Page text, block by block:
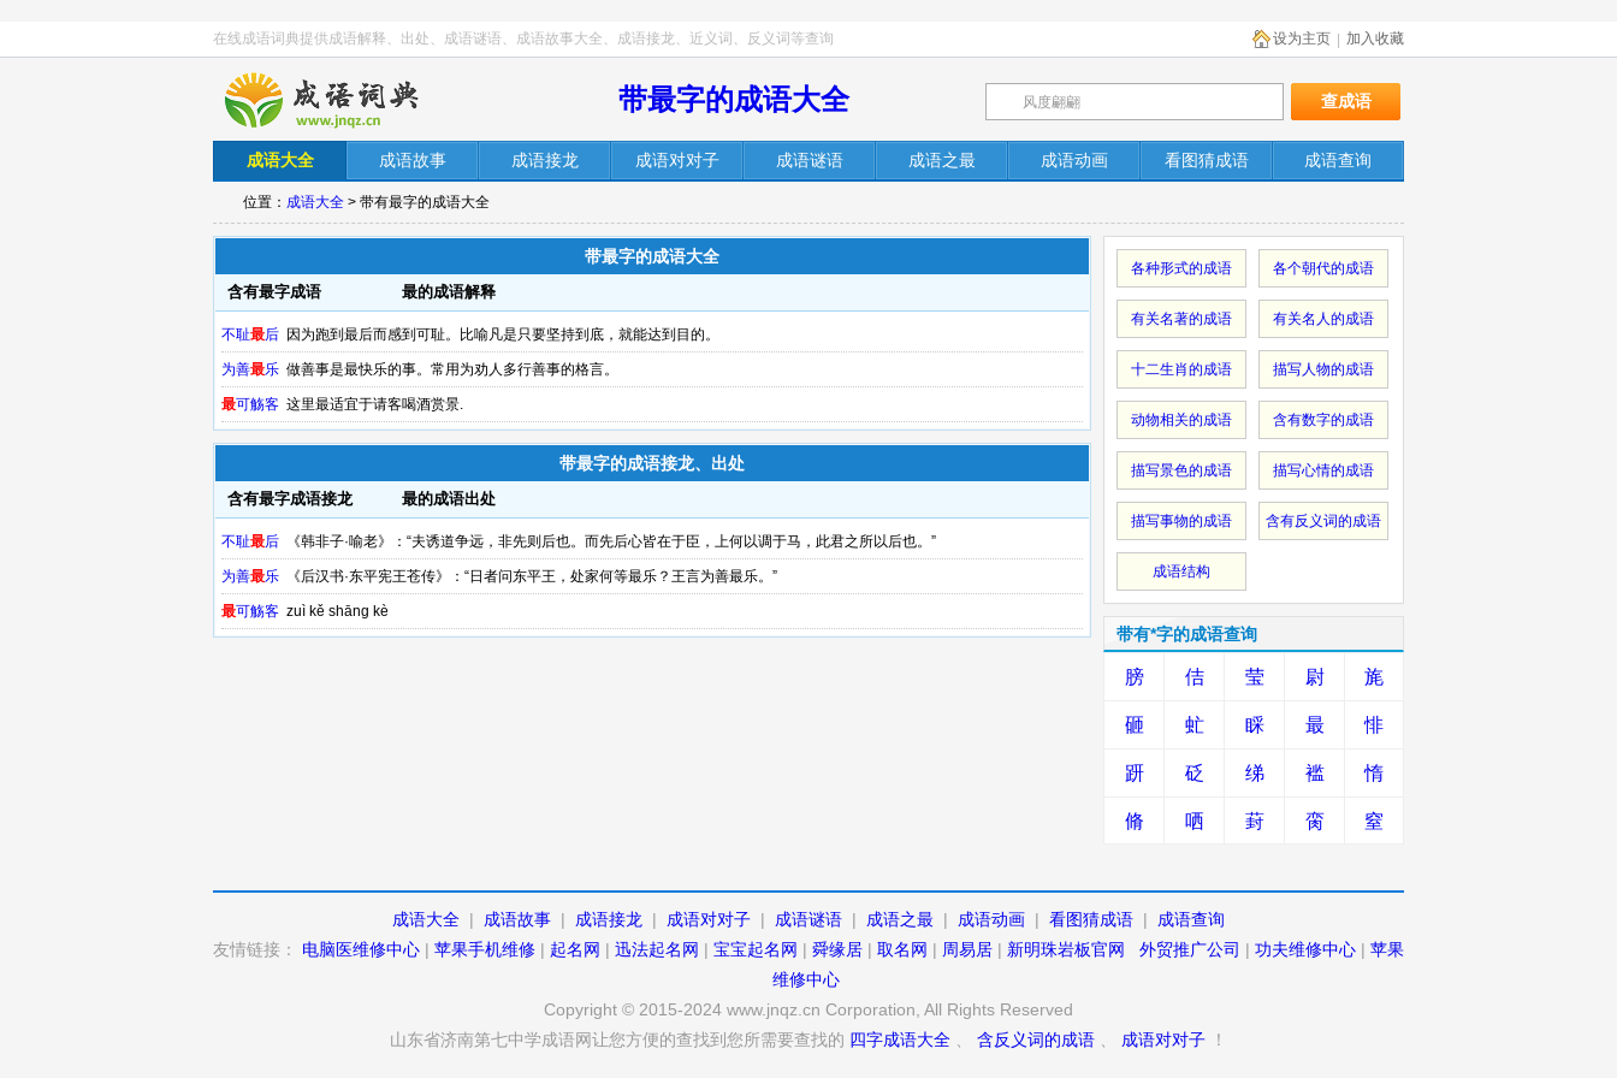
在线成语词典提供成语解释、出处、成语谜语、成语故事大全、成语接龙、近义词、反义词等查询 加入收藏
设为主页
带最字的成语大全
成语大全 成语故事 成语接龙 成语对对子 成语谜语 成语之最 成语动画 看图猜成语 成语查询
位置： 成语大全 > 带有最字的成语大全
带最字的成语大全
含有最字成语 最的成语解释
不耻最后 因为跑到最后而感到可耻。比喻凡是只要坚持到底，就能达到目的。
为善最乐 做善事是最快乐的事。常用为劝人多行善事的格言。
最可觞客 这里最适宜于请客喝酒赏景.
带最字的成语接龙、出处
含有最字成语接龙 最的成语出处
不耻最后 《韩非子·喻老》：“夫诱道争远，非先则后也。而先后心皆在于臣，上何以调于马，此君之所以后也。”
为善最乐 《后汉书·东平宪王苍传》：“日者问东平王，处家何等最乐？王言为善最乐。”
最可觞客 zuì kě shāng kè
各种形式的成语 各个朝代的成语
有关名著的成语 有关名人的成语
十二生肖的成语 描写人物的成语
动物相关的成语 含有数字的成语
描写景色的成语 描写心情的成语
描写事物的成语 含有反义词的成语
成语结构
带有*字的成语查询
膀 佶 莹 尉 旄
砸 虻 睬 最 悱
趼 砭 绨 褴 惰
脩 哂 葑 脔 窒
成语大全 | 成语故事 | 成语接龙 | 成语对对子 | 成语谜语 | 成语之最 | 成语动画 | 看图猜成语 |
成语查询
友情链接：
电脑医维修中心 | 苹果手机维修 | 起名网 | 迅法起名网 | 宝宝起名网 | 舜缘居 | 取名网 | 周易居 | 新明珠岩板官网 外贸推广公司 | 功夫维修中心 | 苹果
维修中心
Copyright © 2015-2024 www.jnqz.cn Corporation, All Rights Reserved
山东省济南第七中学成语网让您方便的查找到您所需要查找的 四字成语大全 含反义词的成语 成语对对子 ！